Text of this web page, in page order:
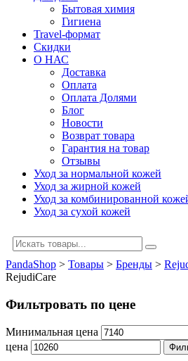
Бытовая химия
Гигиена
Travel-формат
Скидки
О НАС
Доставка
Оплата
Оплата Долями
Блог
Новости
Возврат товара
Гарантия на товар
Отзывы
Уход за нормальной кожей
Уход за жирной кожей
Уход за комбинированной
Уход за сухой кожей
PandaShop > Товары > Бренды >
RejudiCare
Фильтровать по цене
Минимальная цена
цена